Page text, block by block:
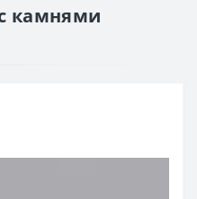
камнями